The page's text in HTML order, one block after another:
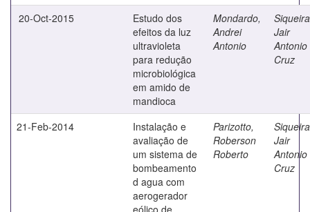
20-Oct-2015
Estudo dos
efeitos da luz
ultravioleta
para redução
microbiológica
em amido de
mandioca
Mondardo,
Andrei
Antonio
Jair
Antonio
Cruz
21-Feb-2014
Instalação e
avaliação de
um sistema de
bombeamento
d agua com
aerogerador
eólico de
Parizotto,
Roberson
Roberto
Jair
Antonio
Cruz